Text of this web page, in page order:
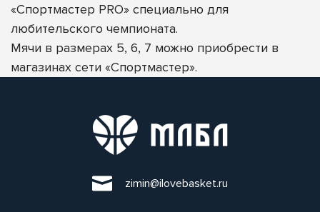
«Спортмастер PRO» специально для
любительского чемпионата.
Мячи в размерах 5, 6, 7 можно приобрести в
магазинах сети «Спортмастер».
zimin@ilovebasket.ru